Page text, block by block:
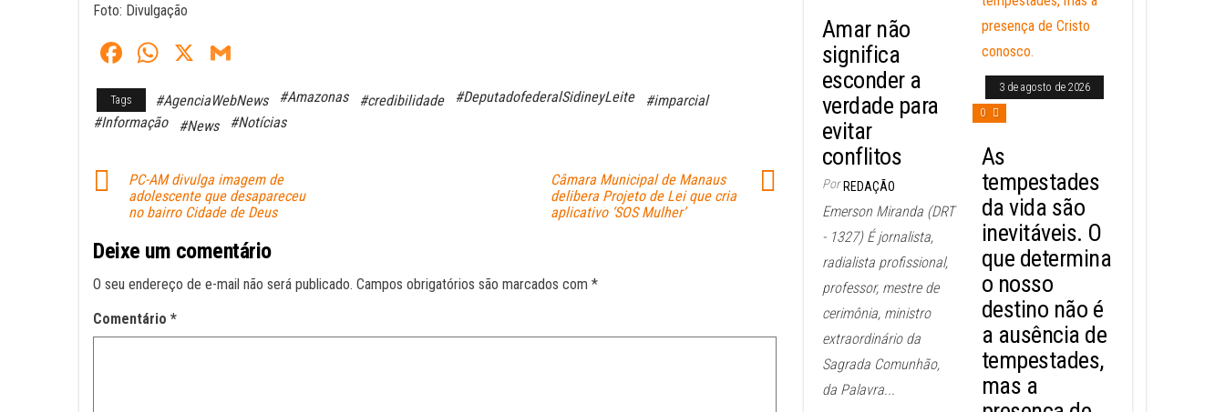
Foto: Divulgação
Fa
ce
bo
ok
W
ts
pp
X
ail
Tags #AgenciaWebNews #Amazonas #credibilidade #DeputadofederalSidineyLeite
#imparcial
#Informação
#News #Notícias
PC-AM divulga imagem de
adolescente que desapareceu
no bairro Cidade de Deus
Câmara Municipal de Manaus
delibera Projeto de Lei que cria
aplicativo ‘SOS Mulher’
Deixe um comentário
O seu endereço de e-mail não será publicado. Campos obrigatórios são marcados com *
Comentário *
Amar não
significa
esconder a
verdade para
evitar
conflitos
Por REDAÇÃO
Emerson Miranda (DRT
- 1327) É jornalista,
radialista profissional,
professor, mestre de
cerimônia, ministro
extraordinário da
Sagrada Comunhão,
da Palavra...
3 de agosto de 2026
0
As
tempestades
da vida são
inevitáveis. O
que determina
o nosso
destino não é
a ausência de
tempestades,
mas a